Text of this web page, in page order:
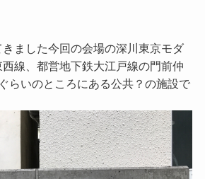
ました今回の会場の深川東京モダ
線、都営地下鉄大江戸線の門前仲
らいのところにある公共？の施設で